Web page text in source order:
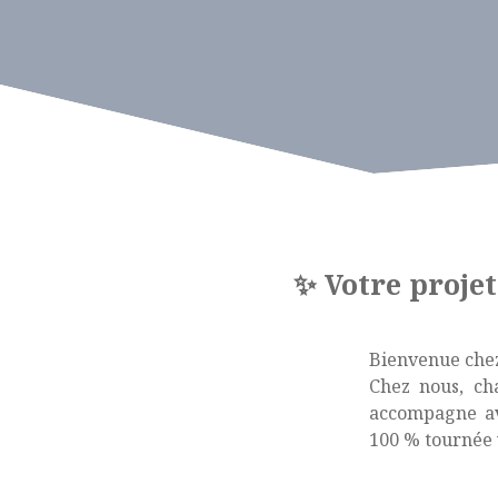
✨ Votre
Bienvenue
Chez nous,
accompagne
100 %